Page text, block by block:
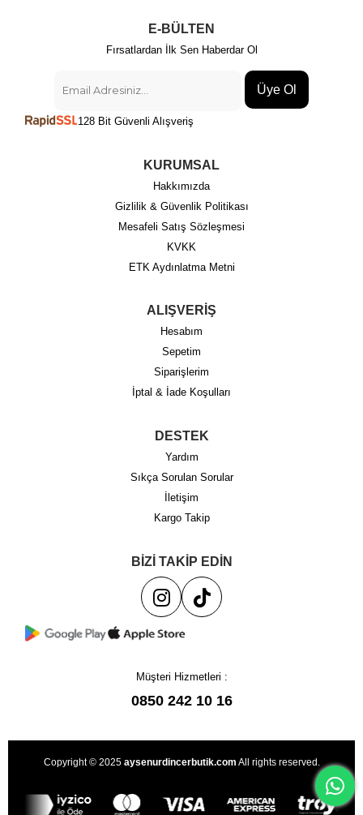
E-BÜLTEN
Fırsatlardan İlk Sen Haberdar Ol
Üye Ol
128 Bit Güvenli Alışveriş
KURUMSAL
Hakkımızda
Gizlilik & Güvenlik Politikası
Mesafeli Satış Sözleşmesi
KVKK
ETK Aydınlatma Metni
ALIŞVERİŞ
Hesabım
Sepetim
Siparişlerim
İptal & İade Koşulları
DESTEK
Yardım
Sıkça Sorulan Sorular
İletişim
Kargo Takip
BİZİ TAKİP EDİN
Müşteri Hizmetleri :
0850 242 10 16
Copyright © 2025 aysenurdincerbutik.com All rights reserved.